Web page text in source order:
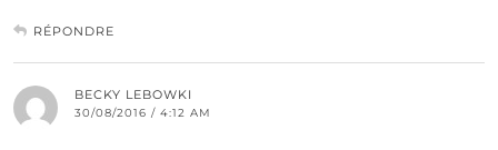
RÉPONDRE
BECKY LEBOWKI
30/08/2016 / 4:12 AM